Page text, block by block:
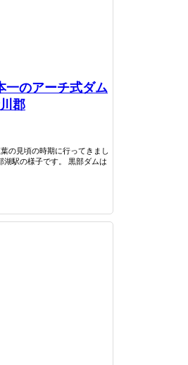
一のアーチ式ダム
郡
の見頃の時期に行ってきまし
湖駅の様子です。 黒部ダムは